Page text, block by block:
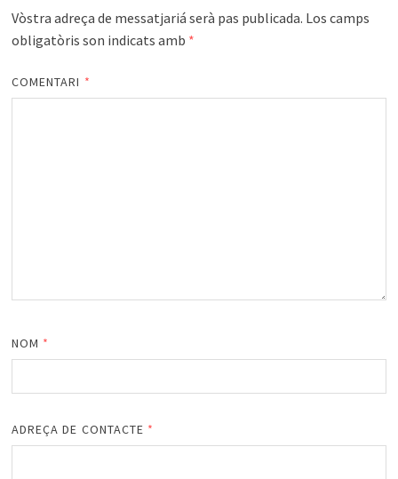
Vòstra adreça de messatjariá serà pas publicada. Los camps
obligatòris son indicats amb *
COMENTARI *
NOM *
ADREÇA DE CONTACTE *